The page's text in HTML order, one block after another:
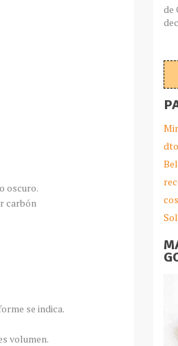
oscuro.
carbón
se indica.
volumen.
de